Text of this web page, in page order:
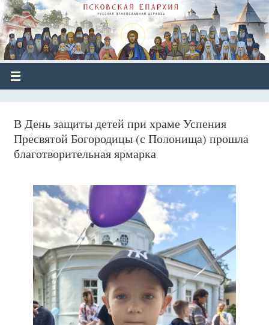
В День защиты детей при храме Успения
Пресвятой Богородицы (с Полонища) прошла
благотворительная ярмарка